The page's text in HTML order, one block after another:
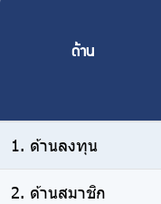
ด้าน
1. ด้านลงทุน
2. ด้านสมาชิก